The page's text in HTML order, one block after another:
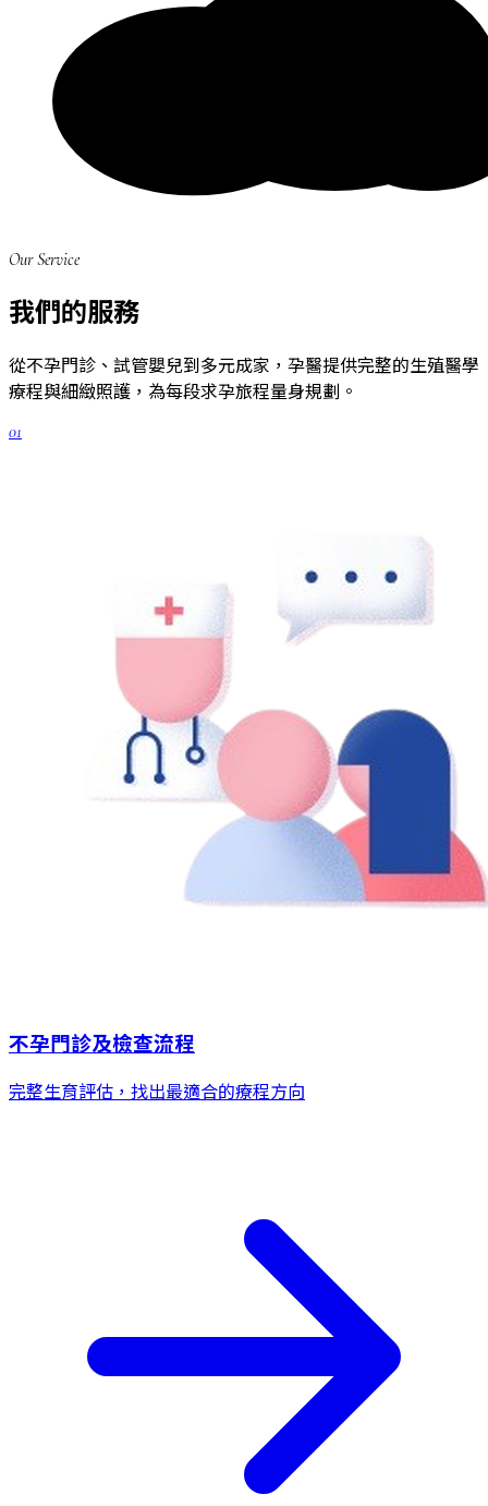
Our Service
我們的服務
從不孕門診、試管嬰兒到多元成家，孕醫提供完整的生殖醫學
療程與細緻照護，為每段求孕旅程量身規劃。
01
不孕門診及檢查流程
完整生育評估，找出最適合的療程方向